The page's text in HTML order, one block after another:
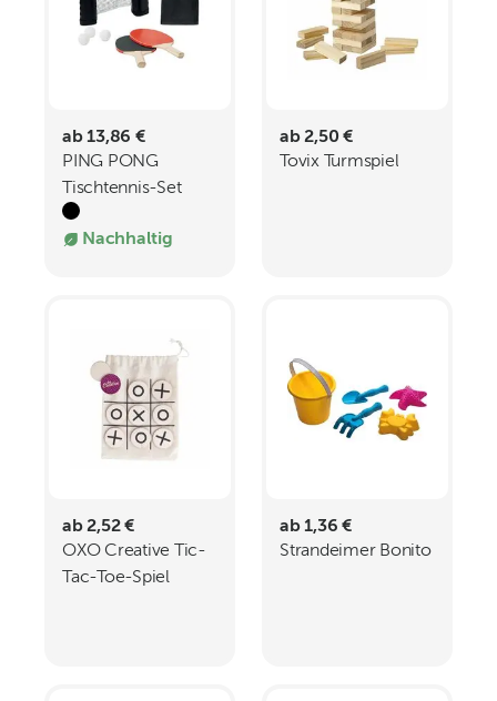
ab 13,86 €
PING PONG
Tischtennis-Set
Nachhaltig
ab 2,50 €
Tovix Turmspiel
ab 2,52 €
OXO Creative Tic-
Tac-Toe-Spiel
ab 1,36 €
Strandeimer Bonito